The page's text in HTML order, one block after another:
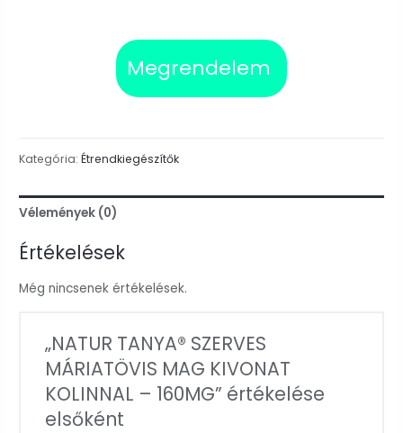
Megrendelem
Kategória:Étrendkiegészítők
Vélemények (0)
Értékelések
Még nincsenek értékelések.
„NATUR TANYA® SZERVES
MÁRIATÖVIS MAG KIVONAT
KOLINNAL – 160MG” értékelése
elsőként